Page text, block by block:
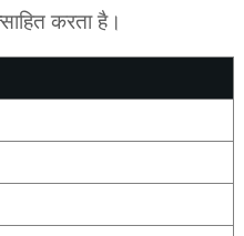
करता है।